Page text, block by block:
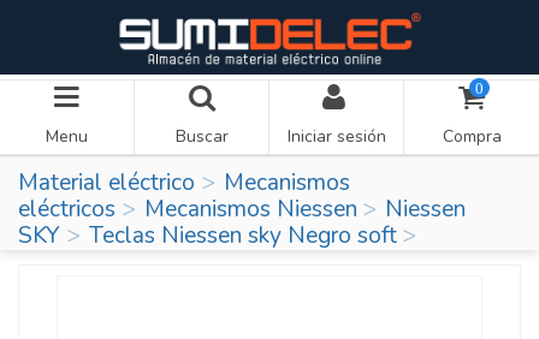
Menu Buscar Iniciar sesión
0
Compra
Material eléctrico
Mecanismos
eléctricos
Mecanismos Niessen
Niessen
SKY
Teclas Niessen sky Negro soft